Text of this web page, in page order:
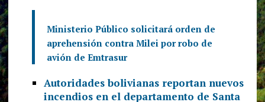
Ministerio Público solicitará orden de
aprehensión contra Milei por robo de
avión de Emtrasur
Autoridades bolivianas reportan nuevos
incendios en el departamento de Santa